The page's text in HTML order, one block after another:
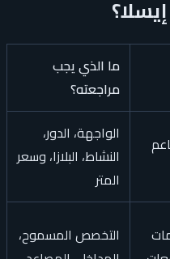
ما الذي يجب
مراجعته؟
الواجهة، الدور،
النشاط، البلازا، وسعر
المتر
التخصص المسموح،